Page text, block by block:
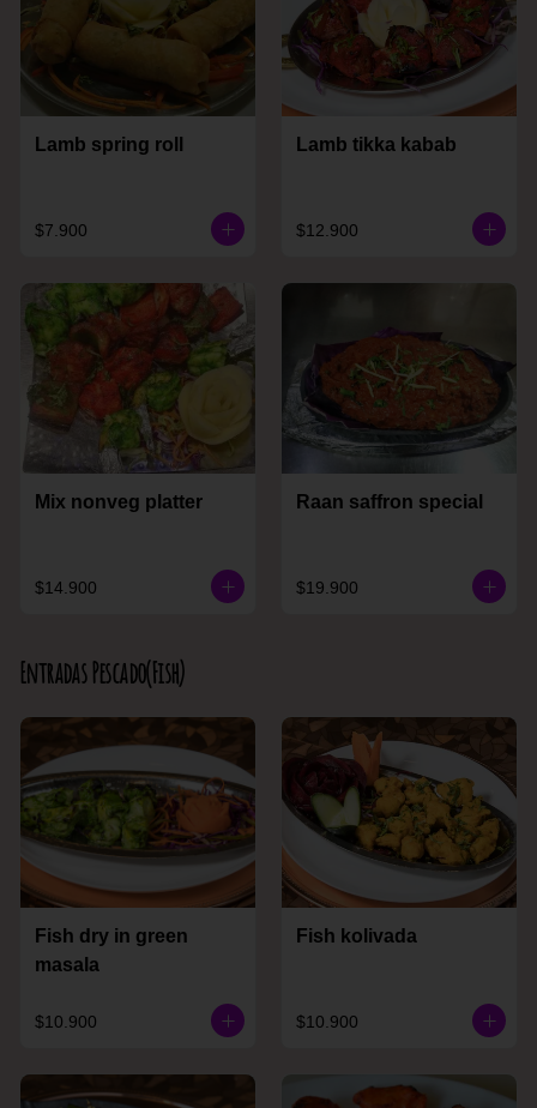
Lamb spring roll
$7.900
Lamb tikka kabab
$12.900
Mix nonveg platter
$14.900
Raan saffron special
$19.900
Entradas Pescado(Fish)
Fish dry in green
masala
$10.900
Fish kolivada
$10.900